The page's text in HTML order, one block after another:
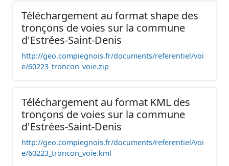
Téléchargement au format shape des
tronçons de voies sur la commune
d'Estrées-Saint-Denis
http://geo.compiegnois.fr/documents/referentiel/voi
e/60223_troncon_voie.zip
Téléchargement au format KML des
tronçons de voies sur la commune
d'Estrées-Saint-Denis
http://geo.compiegnois.fr/documents/referentiel/voi
e/60223_troncon_voie.kml